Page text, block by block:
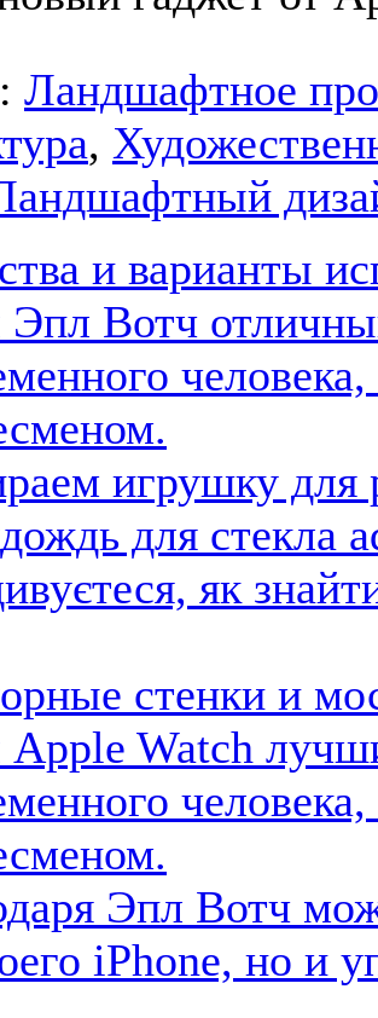
Ландшафтное
,
и варианты
Вотч
игрушку для
для стекла
як
стенки и
Watch
Эпл Вотч
iPhone, но и